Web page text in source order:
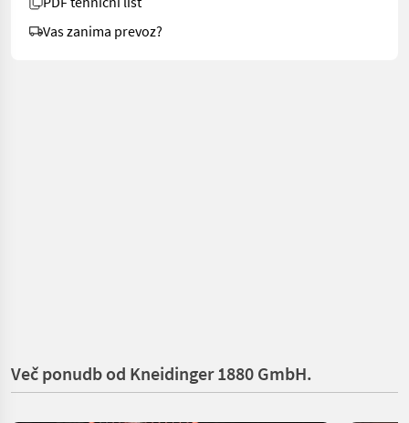
Vas zanima prevoz?
Več ponudb od Kneidinger 1880 GmbH.